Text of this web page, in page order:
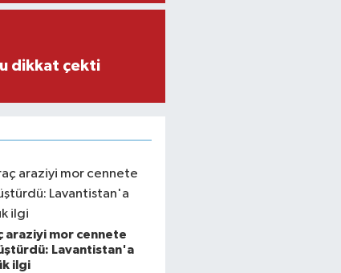
dikkat çekti
araziyi mor cennete
Lavantistan'a
ilgi